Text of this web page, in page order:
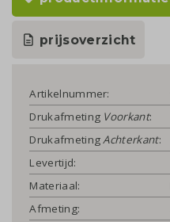
prijsoverzicht
Artikelnummer:
Drukafmeting Voorkant:
DrukafmetingAchterkant:
Levertijd:
Materiaal:
Afmeting: